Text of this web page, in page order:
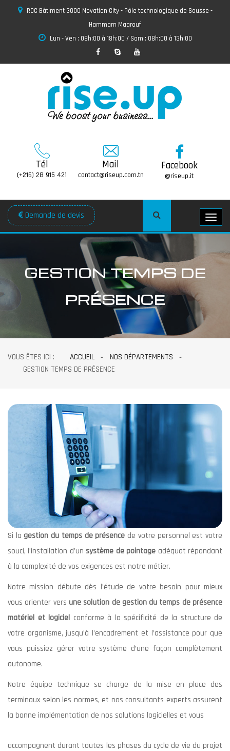
RDC Bâtiment 3000 Novation City - Pôle technologique de Sousse -
Hammam Maarouf
Lun - Ven : 08h:00 à 18h:00 / Sam : 08h:00 à 13h:00
Tél
(+216) 28 915 421
Mail
contact@riseup.com.tn
Facebook
@riseup.it
Demande de devis
GESTION TEMPS DE
PRÉSENCE
VOUS ÊTES ICI : ACCUEIL
NOS DÉPARTEMENTS
GESTION TEMPS DE PRÉSENCE
Si la gestion du temps de présence de votre personnel est votre
souci, l’installation d’un système de pointage adéquat répondant
à la complexité de vos exigences est notre métier.
Notre mission débute dès l’étude de votre besoin pour mieux
vous orienter vers une solution de gestion du temps de présence
matériel et logiciel conforme à la spécificité de la structure de
votre organisme, jusqu’à l’encadrement et l’assistance pour que
vous puissiez gérer votre système d’une façon complètement
autonome.
Notre équipe technique se charge de la mise en place des
terminaux selon les normes, et nos consultants experts assurent
la bonne implémentation de nos solutions logicielles et vous
accompagnent durant toutes les phases du cycle de vie du projet